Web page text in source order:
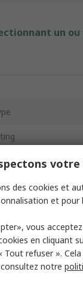
un
votre
des cookies et
et pour
vous
en cliquant
Tout refuser ».
notre